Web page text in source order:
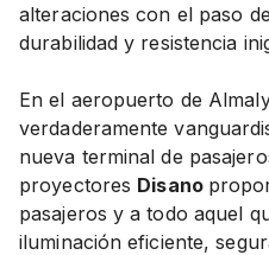
alteraciones con el paso
durabilidad y resistencia
En el aeropuerto de
verdaderamente
nueva terminal de
proyectores Disano
pasajeros y a todo aquel
iluminación eficiente,